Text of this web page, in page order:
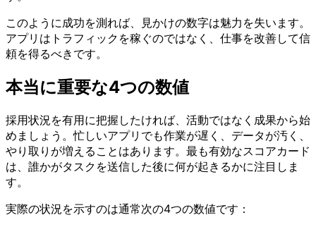
このように成功を測れば、見かけの数字は魅力を失います。
アプリはトラフィックを稼ぐのではなく、仕事を改善して信
頼を得るべきです。
本当に重要な4つの数値
採用状況を有用に把握したければ、活動ではなく成果から始
めましょう。忙しいアプリでも作業が遅く、データが汚く、
やり取りが増えることはあります。最も有効なスコアカード
は、誰かがタスクを送信した後に何が起きるかに注目しま
す。
実際の状況を示すのは通常次の4つの数値です：